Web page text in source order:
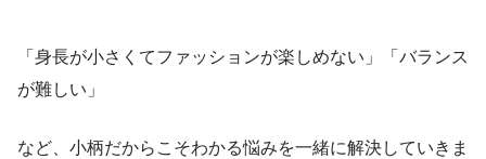
「身長が小さくてファッションが楽しめない」「バランス
が難しい」
など、小柄だからこそわかる悩みを一緒に解決していきま